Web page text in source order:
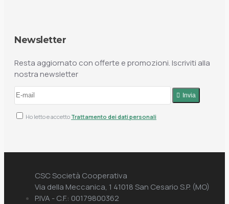
Newsletter
Resta aggiornato con offerte e promozioni. Iscriviti alla
nostra newsletter
Invia
Ho letto e accetto Trattamento dei dati personali
CSC Società Cooperativa
Via della Meccanica, 1 41018 San Cesario S.P. (MO)
P.IVA - C.F.: 00179800362